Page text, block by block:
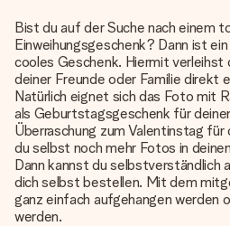
Bist du auf der Suche nach einem
Einweihungsgeschenk? Dann ist
cooles Geschenk. Hiermit verleihst
deiner Freunde oder Familie direkt
Natürlich eignet sich das Foto mit
als Geburtstagsgeschenk für
Überraschung zum Valentinstag
du selbst noch mehr Fotos in
Dann kannst du selbstverständlich
dich selbst bestellen. Mit dem
ganz einfach aufgehangen werden
werden.